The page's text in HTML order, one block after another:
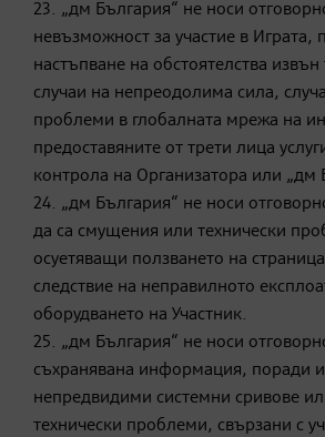
23. „дм България“ не носи
невъзможност за участие в Играта,
настъпване на обстоятелства
случаи на непреодолима сила,
проблеми в глобалната мрежа на
предоставяните от трети лица
контрола на Организатора или „дм
24. „дм България“ не носи
да са смущения или технически
осуетяващи ползването на
следствие на неправилното
оборудването на Участник.
25. „дм България“ не носи
съхранявана информация, поради
непредвидими системни сривове
технически проблеми, свързани с